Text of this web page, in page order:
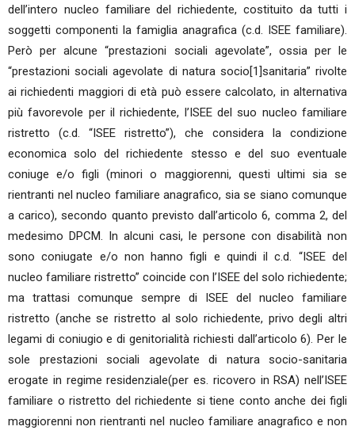
dell’intero nucleo familiare del richiedente, costituito da tutti i
soggetti componenti la famiglia anagrafica (c.d. ISEE familiare).
Però per alcune “prestazioni sociali agevolate”, ossia per le
“prestazioni sociali agevolate di natura socio[1]sanitaria” rivolte
ai richiedenti maggiori di età può essere calcolato, in alternativa
più favorevole per il richiedente, l’ISEE del suo nucleo familiare
ristretto (c.d. “ISEE ristretto”), che considera la condizione
economica solo del richiedente stesso e del suo eventuale
coniuge e/o figli (minori o maggiorenni, questi ultimi sia se
rientranti nel nucleo familiare anagrafico, sia se siano comunque
a carico), secondo quanto previsto dall’articolo 6, comma 2, del
medesimo DPCM. In alcuni casi, le persone con disabilità non
sono coniugate e/o non hanno figli e quindi il c.d. “ISEE del
nucleo familiare ristretto” coincide con l’ISEE del solo richiedente;
ma trattasi comunque sempre di ISEE del nucleo familiare
ristretto (anche se ristretto al solo richiedente, privo degli altri
legami di coniugio e di genitorialità richiesti dall’articolo 6). Per le
sole prestazioni sociali agevolate di natura socio-sanitaria
erogate in regime residenziale(per es. ricovero in RSA) nell’ISEE
familiare o ristretto del richiedente si tiene conto anche dei figli
maggiorenni non rientranti nel nucleo familiare anagrafico e non